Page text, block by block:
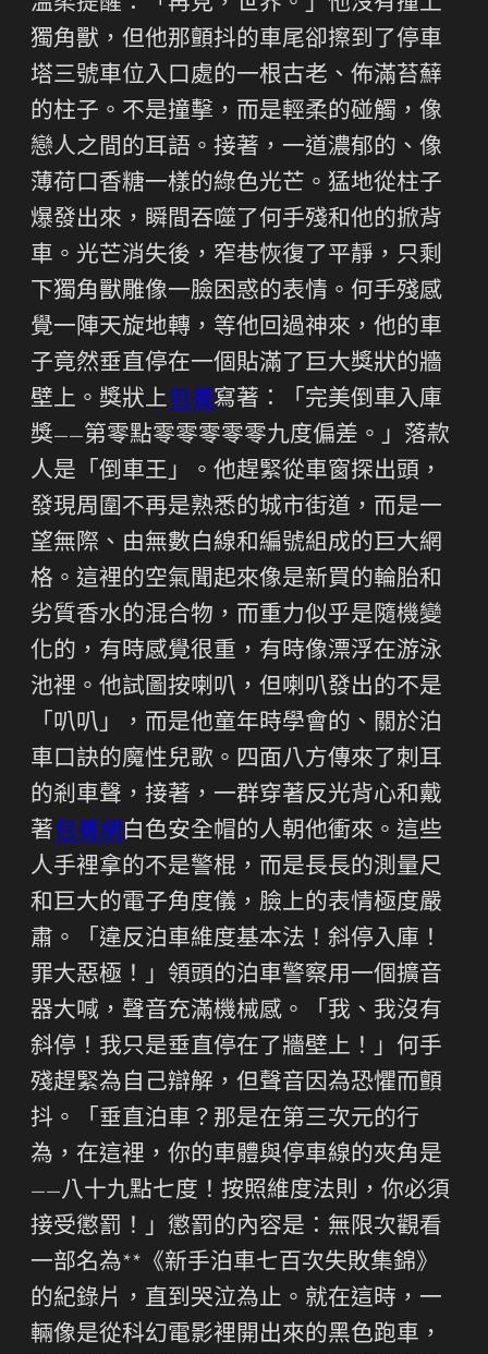
溫柔提醒：「再見，世界。」他沒有撞上
獨角獸，但他那顫抖的車尾卻擦到了停車
塔三號車位入口處的一根古老、佈滿苔蘚
的柱子。不是撞擊，而是輕柔的碰觸，像
戀人之間的耳語。接著，一道濃郁的、像
薄荷口香糖一樣的綠色光芒。猛地從柱子
爆發出來，瞬間吞噬了何手殘和他的掀背
車。光芒消失後，窄巷恢復了平靜，只剩
下獨角獸雕像一臉困惑的表情。何手殘感
覺一陣天旋地轉，等他回過神來，他的車
子竟然垂直停在一個貼滿了巨大獎狀的牆
壁上。獎狀上包養寫著：「完美倒車入庫
獎——第零點零零零零零九度偏差。」落款
人是「倒車王」。他趕緊從車窗探出頭，
發現周圍不再是熟悉的城市街道，而是一
望無際、由無數白線和編號組成的巨大網
格。這裡的空氣聞起來像是新買的輪胎和
劣質香水的混合物，而重力似乎是隨機變
化的，有時感覺很重，有時像漂浮在游泳
池裡。他試圖按喇叭，但喇叭發出的不是
「叭叭」，而是他童年時學會的、關於泊
車口訣的魔性兒歌。四面八方傳來了刺耳
的剎車聲，接著，一群穿著反光背心和戴
著包養網白色安全帽的人朝他衝來。這些
人手裡拿的不是警棍，而是長長的測量尺
和巨大的電子角度儀，臉上的表情極度嚴
肅。「違反泊車維度基本法！斜停入庫！
罪大惡極！」領頭的泊車警察用一個擴音
器大喊，聲音充滿機械感。「我、我沒有
斜停！我只是垂直停在了牆壁上！」何手
殘趕緊為自己辯解，但聲音因為恐懼而顫
抖。「垂直泊車？那是在第三次元的行
為，在這裡，你的車體與停車線的夾角是
——八十九點七度！按照維度法則，你必須
接受懲罰！」懲罰的內容是：無限次觀看
一部名為**《新手泊車七百次失敗集錦》
的紀錄片，直到哭泣為止。就在這時，一
輛像是從科幻電影裡開出來的黑色跑車，